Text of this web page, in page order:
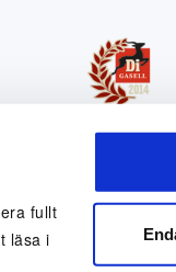
fullt
läsa i
Sociala